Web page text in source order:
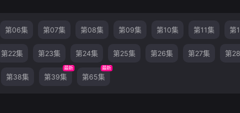
第06集 第07集 第08集 第09集 第10集 第11集 第
第22集 第23集 第24集 第25集 第26集 第27集 第
第38集 第39集
最新
第65集
最新